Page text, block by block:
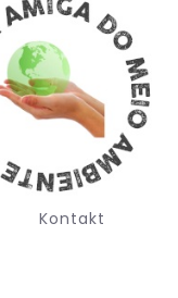
Kontakt